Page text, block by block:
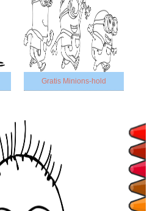
Gratis Minions-hold